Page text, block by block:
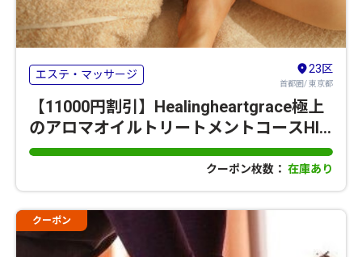
エステ・マッサージ 23区
首都圏/ 東京都
【11000円割引】Healingheartgrace極上
のアロマオイルトリートメントコースHIS
限定メニュー
クーポン枚数： 在庫あり
クーポン